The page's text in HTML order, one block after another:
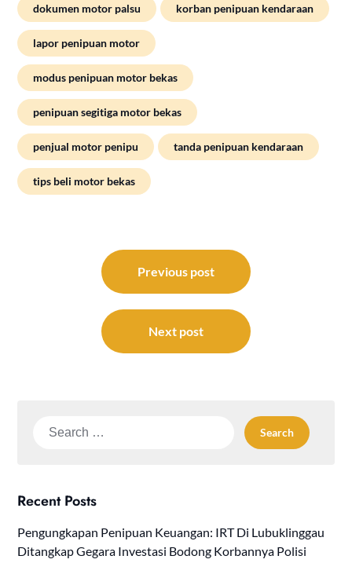
dokumen motor palsu korban penipuan kendaraan
lapor penipuan motor
modus penipuan motor bekas
penipuan segitiga motor bekas
penjual motor penipu tanda penipuan kendaraan
tips beli motor bekas
navigation
Previous post
Next post
Search
Recent Posts
Pengungkapan Penipuan Keuangan: IRT Di Lubuklinggau
Ditangkap Gegara Investasi Bodong Korbannya Polisi